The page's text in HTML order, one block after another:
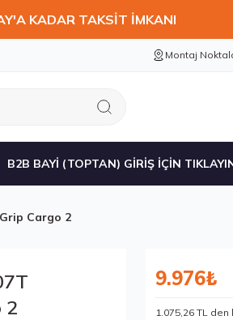
KADAR TAKSİT İMKANI
Montaj
B2B BAYİ (TOPTAN) GİRİŞ İÇİN
Cargo 2
2
9.976₺
1.075,26 TL